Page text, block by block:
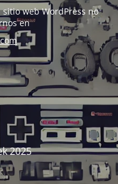
web WordPress no
en
2025